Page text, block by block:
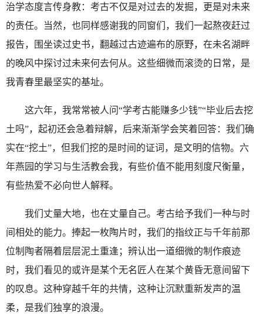
治学态度言传身教：考古不仅是对过去的发掘，更是对未来
的责任。当然，也同样感谢我的同窗们，我们一起熬夜赶过
报告，围坐读过史书，翻越过古迹遍布的原野，在未名湖畔
的晚风中探讨过未来何去何从。这些细微而滚烫的日常，是
我青春里最坚实的基址。
这六年，我常常被人问“学考古能赚多少钱”“毕业后去挖
土吗”，起初还会急着辩解，后来渐渐学会笑着回答：我们确
实在“挖土”，但我们挖的是时间的证词，是文明的信物。六
年燕园的学习与生活教会我，有些价值不能用刻度尺衡量，
有些热爱不必向世人解释。
我们丈量大地，也在丈量自己。考古给予我们一种与时
间相处的能力。捧起一枚陶片时，我们的指纹正与千年前那
位制陶者隔着层层泥土重逢；辨认出一道细微的制作痕迹
时，我们看见的或许是某个无名匠人在某个黄昏无意间留下
的叹息。这种穿越千年的共情，这种让沉默重新发声的温
柔，是我们独享的浪漫。